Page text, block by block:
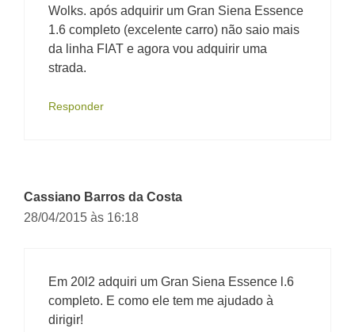
Wolks. após adquirir um Gran Siena Essence
1.6 completo (excelente carro) não saio mais
da linha FIAT e agora vou adquirir uma
strada.
Responder
Cassiano Barros da Costa
28/04/2015 às 16:18
Em 20l2 adquiri um Gran Siena Essence l.6
completo. E como ele tem me ajudado à
dirigir!